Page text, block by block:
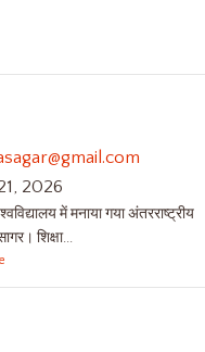
2026
में मनाया गया अंतरराष्ट्रीय
शिक्षा...